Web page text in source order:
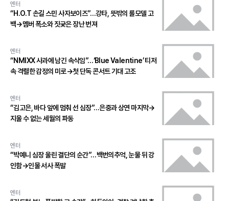
엔터
“H.O.T 손길 스민 사자보이즈”…강타, 뜻밖의 롤모델 고
백→멤버 폭소와 짓궂은 장난 번져
엔터
“NMIXX 사과에 남긴 속삭임”…‘Blue Valentine’ 티저
속 격렬한 감정의 미로→첫 단독 콘서트 기대 고조
엔터
“김고은, 바다 앞에 멈춰 선 심장”…은중과 상연 마지막→
지울 수 없는 세월의 파동
엔터
“박예니 심장 울린 결단의 순간”…백번의추억, 눈물 뒤 강
인함→인물 서사 폭발
엔터